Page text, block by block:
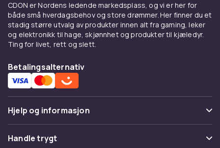
CDON er Nordens ledende markedsplass, og vi er her for
både små hverdagsbehov og store drømmer. Her finner du et
stadig større utvalg av produkter innen alt fra gaming, leker
og elektronikk til hage, skjønnhet og produkter til kjæledyr.
Ting for livet, rett og slett.
Betalingsalternativ
Hjelp og informasjon
Vanlige spørsmål
Handle trygt